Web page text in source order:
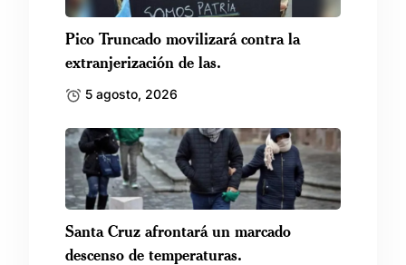
Pico Truncado movilizará contra la
extranjerización de las.
5 agosto, 2026
Santa Cruz afrontará un marcado
descenso de temperaturas.